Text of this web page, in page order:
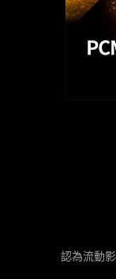
認為流動